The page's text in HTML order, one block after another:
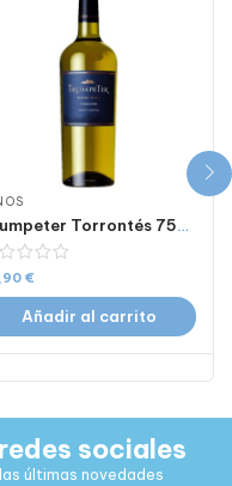
Trumpeter Torrontés 750 Ml
€
Añadir al carrito
sociales
últimas novedades